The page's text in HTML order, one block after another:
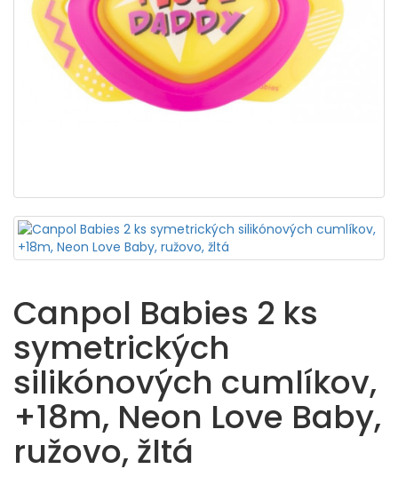
Canpol Babies 2 ks
symetrických
silikónových cumlíkov,
+18m, Neon Love Baby,
ružovo, žltá